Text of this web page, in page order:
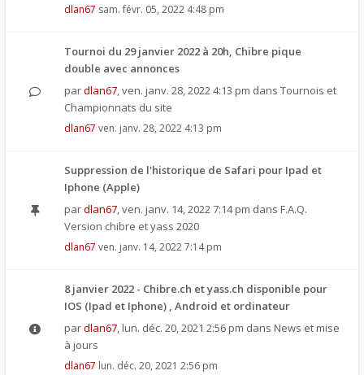
dlan67 sam. févr. 05, 2022 4:48 pm
Tournoi du 29 janvier 2022 à 20h, Chibre pique
double avec annonces
pardlan67,ven. janv. 28, 2022 4:13 pm dans Tournois et
Championnats du site
dlan67 ven. janv. 28, 2022 4:13 pm
Suppression de l'historique de Safari pour Ipad et
Iphone (Apple)
pardlan67,ven. janv. 14, 2022 7:14 pm dans F.A.Q.
Version chibre et yass 2020
dlan67 ven. janv. 14, 2022 7:14 pm
8 janvier 2022 - Chibre.ch et yass.ch disponible pour
IOS (Ipad et Iphone) , Android et ordinateur
pardlan67, lun. déc. 20, 2021 2:56 pm dans News et mise
à jours
dlan67 lun. déc. 20, 2021 2:56 pm